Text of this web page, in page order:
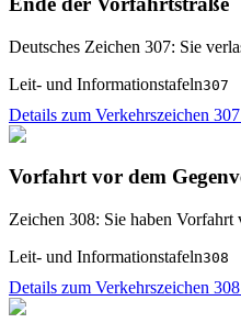
Deutsches Zeichen 307: Sie
Leit- und Informationstafeln307
Details zum Verkehrszeichen 307
Vorfahrt vor dem
Zeichen 308: Sie haben Vorfahrt
Leit- und Informationstafeln308
Details zum Verkehrszeichen 308